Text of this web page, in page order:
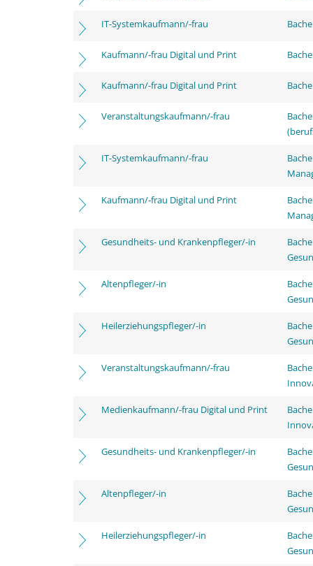
IT-Systemkaufmann/-frau
Kaufmann/-frau Digital und Print
Kaufmann/-frau Digital und Print
Veranstaltungskaufmann/-frau
IT-Systemkaufmann/-frau
Kaufmann/-frau Digital und Print
Gesundheits- und Krankenpfleger/-in
Altenpfleger/-in
Heilerziehungspfleger/-in
Veranstaltungskaufmann/-frau
Medienkaufmann/-frau Digital und Print
Gesundheits- und Krankenpfleger/-in
Altenpfleger/-in
Heilerziehungspfleger/-in